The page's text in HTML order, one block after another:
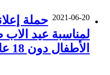
2021-06-20 حملة
لمناسبة عيد
الأطفال دون 18 عاما